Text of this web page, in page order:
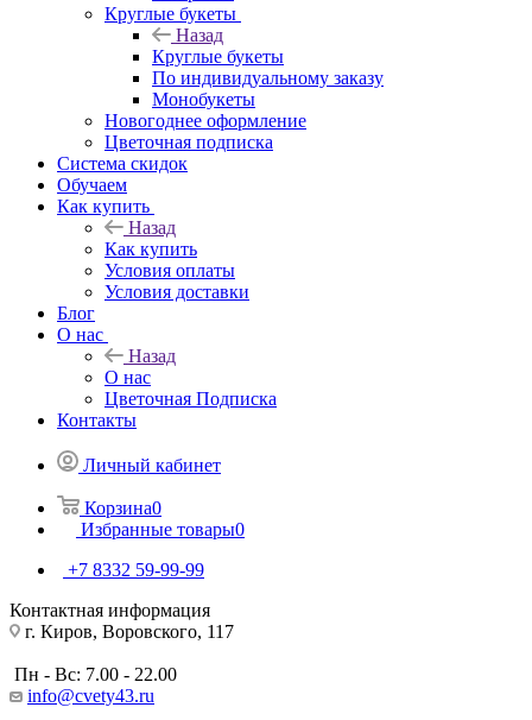
Круглые букеты
Назад
Круглые букеты
По индивидуальному заказу
Монобукеты
Новогоднее оформление
Цветочная подписка
Система скидок
Обучаем
Как купить
Назад
Как купить
Условия оплаты
Условия доставки
Блог
О нас
Назад
О нас
Цветочная Подписка
Контакты
Личный кабинет
Корзина0
Избранные товары0
+7 8332 59-99-99
Контактная информация
г. Киров, Воровского, 117
Пн - Вс: 7.00 - 22.00
info@cvety43.ru